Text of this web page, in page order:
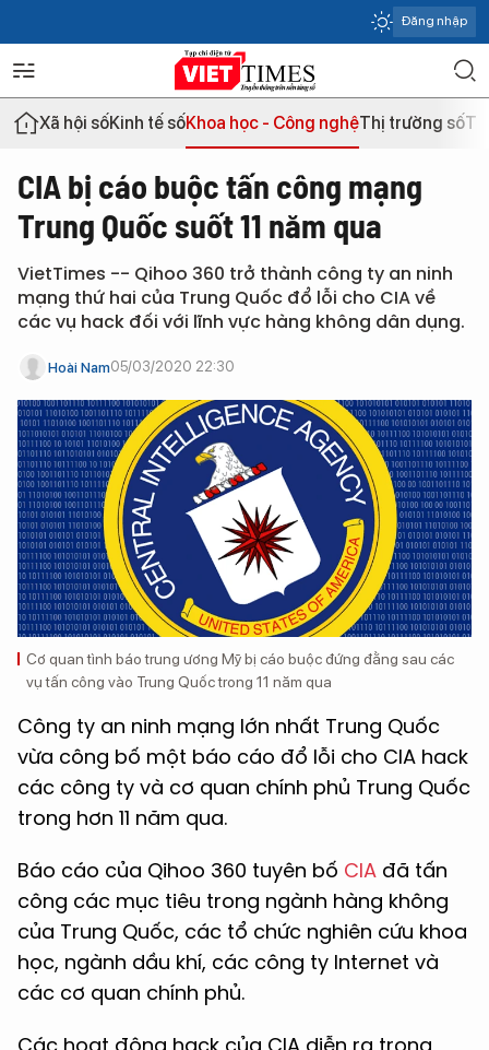
Đăng nhập
Xã hội sốKinh tế sốKhoa học - Công nghệThị trường số
CIA bị cáo buộc tấn công mạng
Trung Quốc suốt 11 năm qua
VietTimes -- Qihoo 360 trở thành công ty an ninh
mạng thứ hai của Trung Quốc đổ lỗi cho CIA về
các vụ hack đối với lĩnh vực hàng không dân dụng.
Hoài Nam05/03/2020 22:30
Cơ quan tình báo trung ương Mỹ bị cáo buộc đứng đằng sau các
vụ tấn công vào Trung Quốc trong 11 năm qua
Công ty an ninh mạng lớn nhất Trung Quốc
vừa công bố một báo cáo đổ lỗi cho CIA hack
các công ty và cơ quan chính phủ Trung Quốc
trong hơn 11 năm qua.
Báo cáo của Qihoo 360 tuyên bố CIA đã tấn
công các mục tiêu trong ngành hàng không
của Trung Quốc, các tổ chức nghiên cứu khoa
học, ngành dầu khí, các công ty Internet và
các cơ quan chính phủ.